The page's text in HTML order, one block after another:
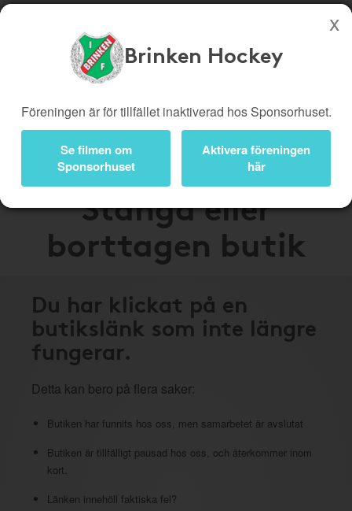
Köp genom denna sida stöttar Brinken Hockey
Presentkort
Kampanjer
Bli medlem
Logga in
Brinken Hockey
Föreningen är för tillfället inaktiverad hos Sponsorhuset.
Se filmen om
Sponsorhuset
Aktivera föreningen
här
Stängd eller
borttagen butik
Du har klickat på en
butikslänk som inte längre
fungerar.
Detta kan bero på flera saker:
Butiken har funnits hos oss, men samarbetet är avslutat
Butiken är tillfälligt pausad hos oss, och återkommer inom
kort.
Länken innehöll faktiska fel?